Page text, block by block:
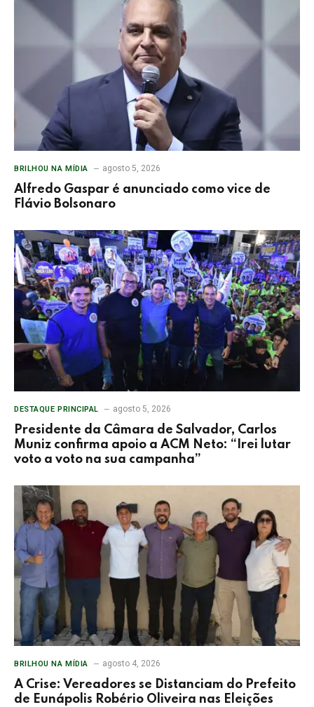
BRILHOU NA MÍDIA agosto 5, 2026
Alfredo Gaspar é anunciado como vice de
Flávio Bolsonaro
DESTAQUE PRINCIPAL agosto 5, 2026
Presidente da Câmara de Salvador, Carlos
Muniz confirma apoio a ACM Neto: “Irei lutar
voto a voto na sua campanha”
BRILHOU NA MÍDIA agosto 4, 2026
A Crise: Vereadores se Distanciam do Prefeito
de Eunápolis Robério Oliveira nas Eleições